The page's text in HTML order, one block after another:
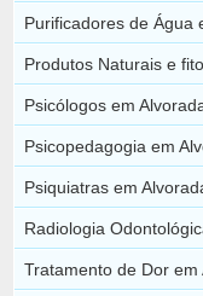
Purificadores de Água
Produtos Naturais e
Psicólogos em
Psicopedagogia em
Psiquiatras em
Radiologia
Tratamento de Dor em